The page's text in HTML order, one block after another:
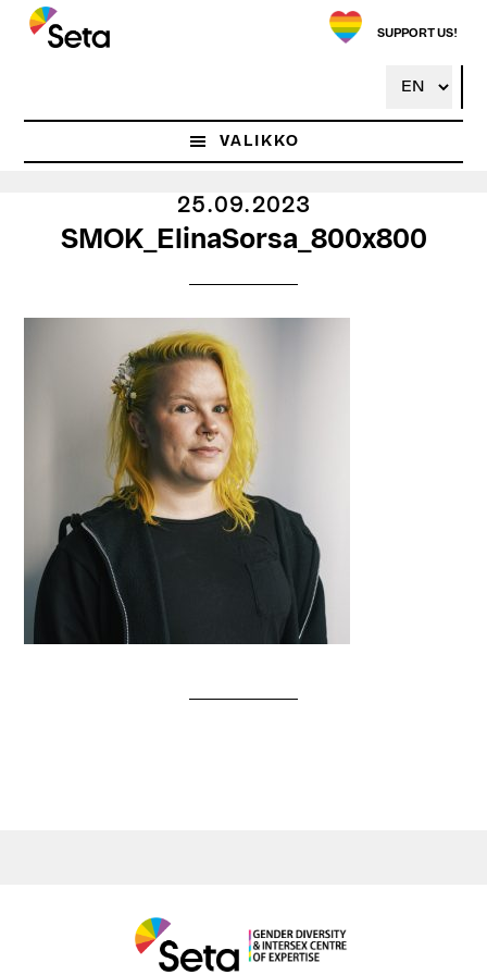
Hyppää
pääsisältöön
SUPPORT US!
VALIKKO
25.09.2023
SMOK_ElinaSorsa_800x800